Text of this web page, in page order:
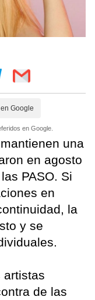
Google
en Google.
una
en agosto
PASO. Si
en
la
y se
artistas
de las